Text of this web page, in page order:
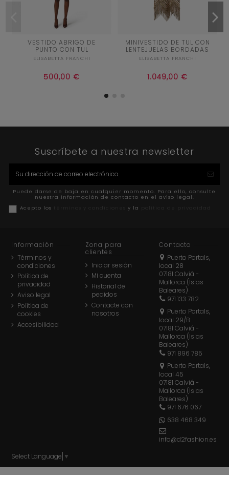
VESTIDO ABRIGO DE
PUNTO CON TUL
ELISABETTA FRANCHI
500,00 €
CRUDO
Añadir al carrito
MINIVESTIDO DE TUL CON
LENTEJUELAS BORDADAS
ELISABETTA FRANCHI
1.049,00 €
4
Añadir al carrito
Suscríbete a nuestra newsletter
Puede darse de baja en cualquier momento. Para ello, consulte
nuestra información de contacto en el aviso legal.
Acepto los
y la
Información
Términos y
condiciones
Política de
privacidad
Aviso legal
Política de
cookies
Accesibilidad
Zona para
clientes
Iniciar sesión
Mi cuenta
Historial de
pedidos
Contacte con
nosotros
Contacto
Puerto Portals,
local 28
07181 Calviá -
Mallorca (Islas
Baleares)
971 133 782
Puerto Portals,
local 29/B
07181 Calviá -
Mallorca (Islas
Baleares)
971 896 785
Puerto Portals,
local 45
07181 Calviá -
Mallorca (Islas
Baleares)
971 676 067
638 468 349
info@d2fashion.es
Select Language ▼